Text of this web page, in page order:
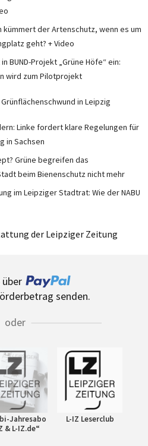
kümmert der Artenschutz, wenn es um
geht? + Video
BUND-Projekt „Grüne Höfe“ ein:
wird zum Pilotprojekt
in Leipzig
Linke fordert klare Regelungen für
in Sachsen
Grüne begreifen das
beim Bienenschutz nicht mehr
im Leipziger Stadtrat: Wie der NABU
der Leipziger Zeitung
senden.
oder
Jahresabo
& L-IZ.de“
L-IZ Leserclub